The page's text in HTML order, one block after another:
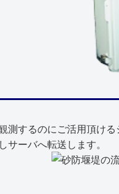
するのにご活用頂ける
ーバへ転送します。